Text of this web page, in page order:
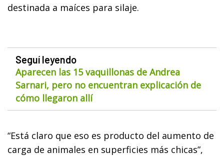
destinada a maíces para silaje.
Seguí leyendo
Aparecen las 15 vaquillonas de Andrea
Sarnari, pero no encuentran explicación de
cómo llegaron allí
“Está claro que eso es producto del aumento de
carga de animales en superficies más chicas”,